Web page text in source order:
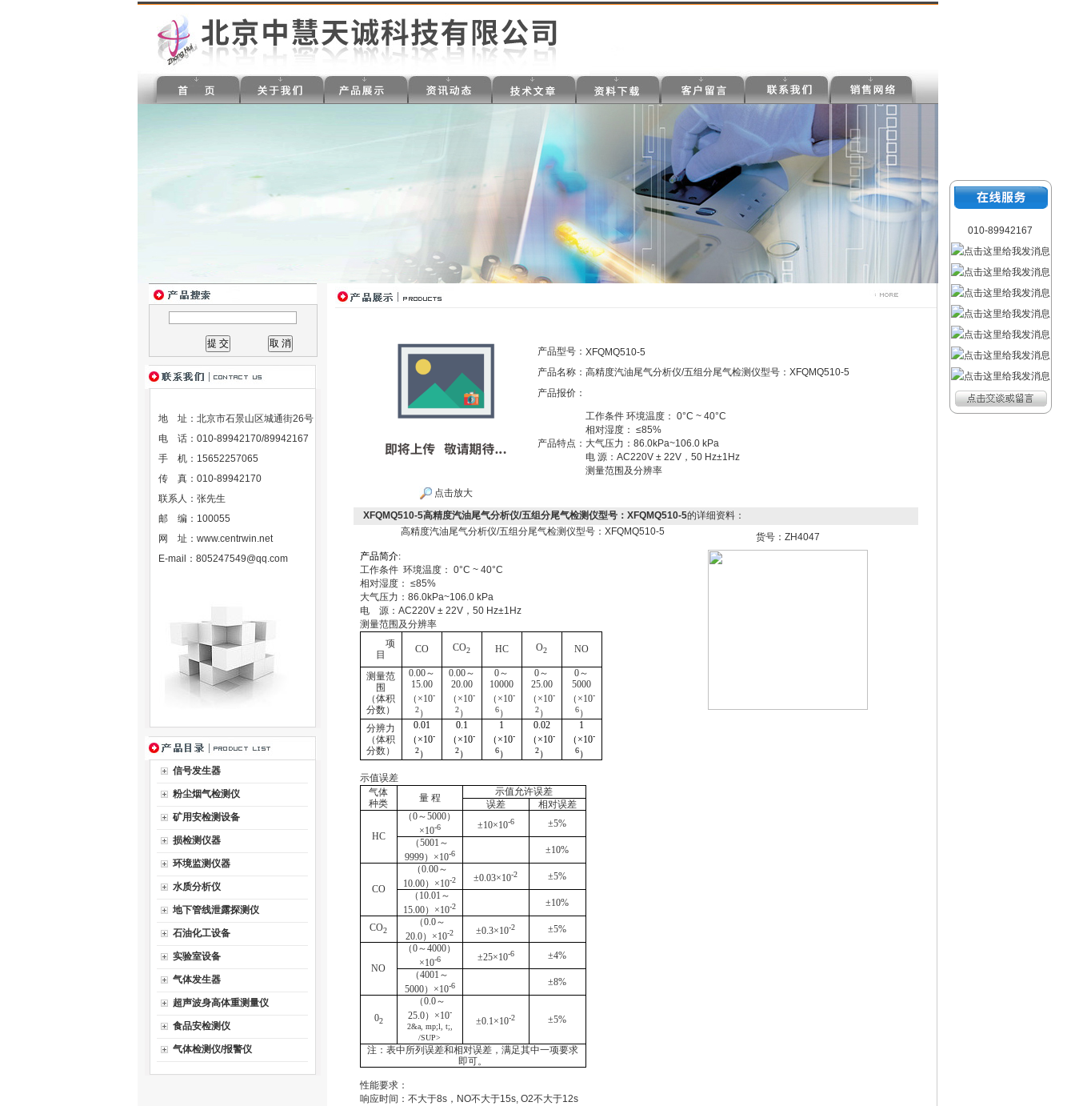
010-89942167
地 址：北京市石景山区城通街26号
电 话：010-89942170/89942167
手 机：15652257065
传 真：010-89942170
联系人：张先生
邮 编：100055
网 址： www.centrwin.net
E-mail： 805247549@qq.com
信号发生器
粉尘烟气检测仪
矿用安检测设备
损检测仪器
环境监测仪器
水质分析仪
地下管线泄露探测仪
石油化工设备
实验室设备
气体发生器
超声波身高体重测量仪
食品安检测仪
气体检测仪/报警仪
点击放大
产品型号： XFQMQ510-5
产品名称： 高精度汽油尾气分析仪/五组分尾气检测仪型号：XFQMQ510-5
产品报价：
产品特点：
工作条件 环境温度： 0°C ~ 40°C
相对湿度： ≤85%
大气压力：86.0kPa~106.0 kPa
电 源：AC220V ± 22V，50 Hz±1Hz
测量范围及分辨率
XFQMQ510-5高精度汽油尾气分析仪/五组分尾气检测仪型号：XFQMQ510-5的详细资料：
高精度汽油尾气分析仪/五组分尾气检测仪型号：XFQMQ510-5
货号：ZH4047
产品简介:
工作条件 环境温度： 0°C ~ 40°C
相对湿度： ≤85%
大气压力：86.0kPa~106.0 kPa
电 源：AC220V ± 22V，50 Hz±1Hz
测量范围及分辨率
项
目
CO CO2 HC O2 NO
测量范
围
（体积
分数）
0.00～
15.00
（ ×10-
2）
0.00～
20.00
（ ×10-
2）
0～
10000
（ ×10-
6）
0～
25.00
（ ×10-
2）
0～
5000
（ ×10-
6）
分辨力
（体积
分数）
0.01
（ ×10-
2）
0.1
（ ×10-
2）
1
（ ×10-
6）
0.02
（ ×10-
2）
1
（ ×10-
6）
示值误差
气体
种类
量 程
示值允许误差
误差
相对误差
HC
（0～5000）
×10-6 ±10×10-6 ±5%
（5001 ～
9999） ×10-6 ±10%
CO
（0.00～
10.00） ×10-2 ±0.03×10-2 ±5%
（10.01 ～
15.00） ×10-2 ±10%
CO2
（0.0～
20.0） ×10-2 ±0.3×10-2 ±5%
NO
（0～4000）
×10-6 ±25×10-6 ±4%
（4001 ～
5000） ×10-6 ±8%
02
（0.0～
25.0） ×10-
2&a, mp;l, t;,
/SUP>
±0.1×10-2 ±5%
注：表中所列误差和相对误差，满足其中一项要求
即可。
性能要求：
响应时间：不大于8s，NO不大于15s, O2不大于12s